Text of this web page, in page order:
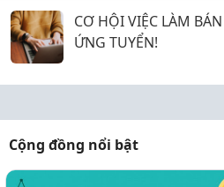
CƠ HỘI VIỆC LÀM
ỨNG TUYỂN!
Cộng đồng nổi bật